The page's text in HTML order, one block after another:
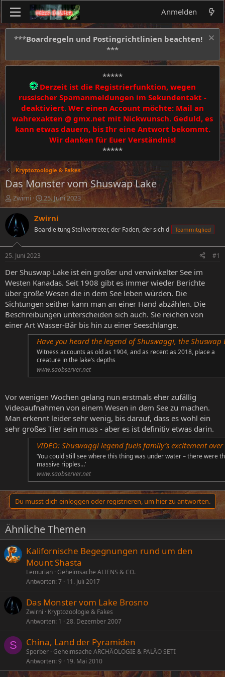
Anmelden
***Boardregeln und Postingrichtlinien beachten!
***
*****
Derzeit ist die Registrierfunktion, wegen
russischer Spamanmeldungen im Sekundentakt -
deaktiviert. Wer einen Account möchte: Mail an
wahrexakten @ gmx.net mit Nickwunsch. Geduld, es
kann etwas dauern, bis Ihr eine Antwort bekommt.
Wir danken für Euer Verständnis!
*****
Kryptozoologie & Fakes
Das Monster vom Shuswap Lake
E
r
s
t
e
l
e
r
Zwirni
E
r
s
e
a
m
25. Juni 2023
Zwirni
Boardleitung Stellvertreter, der Faden, der sich d Teammitglied
25. Juni 2023 #1
Der Shuswap Lake ist ein großer und verwinkelter See im
Westen Kanadas. Seit 1908 gibt es immer wieder Berichte
über große Wesen die in dem See leben würden. Die
Sichtungen seither kann man an einer Hand abzählen. Die
Beschreibungen unterscheiden sich auch. Sie reichen von
einer Art Wasser-Bär bis hin zu einer Seeschlange.
Have you heard the legend of Shuswaggi, the Shuswap Lake monster? - Salmon Arm
Witness accounts as old as 1904, and as recent as 2018, place a
creature in the lake’s depths
www.saobserver.net
Vor wenigen Wochen gelang nun erstmals eher zufällig
Videoaufnahmen von einem Wesen in dem See zu machen.
Man erkennt leider sehr wenig, bis darauf, dass es wohl ein
sehr großes Tier sein muss - aber es ist definitiv etwas darin.
VIDEO: Shuswaggi legend fuels family’s excitement over Shuswap Lake sighting - Salmon Arm
‘You could still see where this thing was under water – there were
massive ripples…’
www.saobserver.net
Du musst dich einloggen oder registrieren, um hier zu antworten.
Ähnliche Themen
Kalifornische Begegnungen rund um den
Mount Shasta
Lemurian Geheimsache ALIENS & CO.
Antworten 7 11. Juli 2017
Das Monster vom Lake Brosno
Zwirni
Kryptozoologie & Fakes
Antworten 1 28. Dezember 2007
S China, Land der Pyramiden
Sperber Geheimsache ARCHÄOLOGIE & PALÄO SETI
Antworten 9 19. Mai 2010